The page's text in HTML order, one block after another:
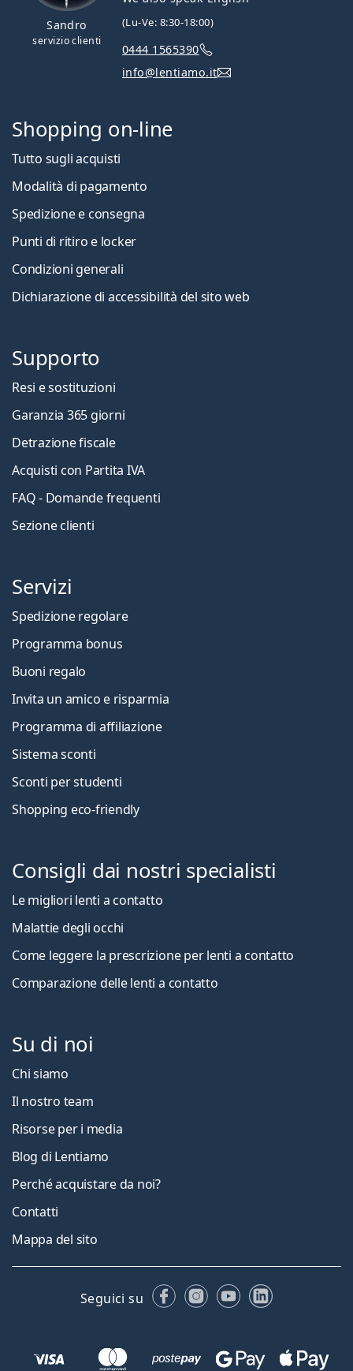
Sandro
servizio clienti
(Lu-Ve: 8:30-18:00)
0444 1565390
info@lentiamo.it
Shopping on-line
Tutto sugli acquisti
Modalità di pagamento
Spedizione e consegna
Punti di ritiro e locker
Condizioni generali
Dichiarazione di accessibilità del sito web
Supporto
Resi e sostituzioni
Garanzia 365 giorni
Detrazione fiscale
Acquisti con Partita IVA
FAQ - Domande frequenti
Sezione clienti
Servizi
Spedizione regolare
Programma bonus
Buoni regalo
Invita un amico e risparmia
Programma di affiliazione
Sistema sconti
Sconti per studenti
Shopping eco-friendly
Consigli dai nostri specialisti
Le migliori lenti a contatto
Malattie degli occhi
Come leggere la prescrizione per lenti a contatto
Comparazione delle lenti a contatto
Su di noi
Chi siamo
Il nostro team
Risorse per i media
Blog di Lentiamo
Perché acquistare da noi?
Contatti
Mappa del sito
Seguici su FacebookInstagram
YouTubeLinkedIn